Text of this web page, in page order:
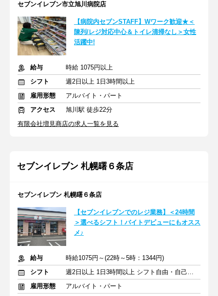
セブンイレブン市立旭川病院店
【病院内セブンSTAFF】Wワーク歓迎★＜
陳列/レジ対応中心＆トイレ清掃なし＞女性
活躍中!
給与
時給 1075円以上
シフト
週2日以上 1日3時間以上
雇用形態
アルバイト・パート
アクセス
旭川駅 徒歩22分
有限会社増見商店の求人一覧を見る
セブンイレブン 札幌曙６条店
セブンイレブン 札幌曙６条店
【セブンイレブンでのレジ業務】＜24時間
＞選べるシフト！バイトデビューにもオスス
メ♪
給与
時給1075円～(22時～5時：1344円)
シフト
週2日以上 1日3時間以上 シフト自由・自己申告
雇用形態
アルバイト・パート